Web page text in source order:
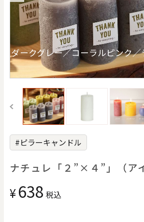
#タグから探す
価格で探す
～
クリア
色で探す
ダークグレー／コーラルピンク
#ピラーキャンドル
ナチュレ「２”×４”」（ア
¥638 税込